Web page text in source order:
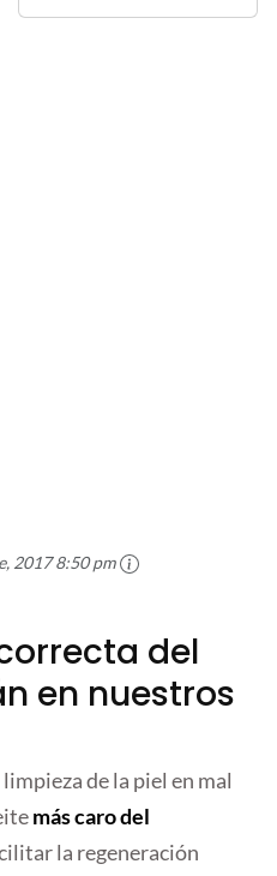
2017 8:50 pm
del
en nuestros
de la piel en mal
más caro del
la regeneración